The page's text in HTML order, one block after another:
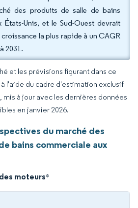
des produits de salle de bains
États-Unis, et le Sud-Ouest devrait
la plus rapide à un CAGR
2031.
et les prévisions figurant dans ce
l'aide du cadre d'estimation exclusif
à jour avec les dernières données
en janvier 2026.
du marché des
bains commerciale aux
moteurs*